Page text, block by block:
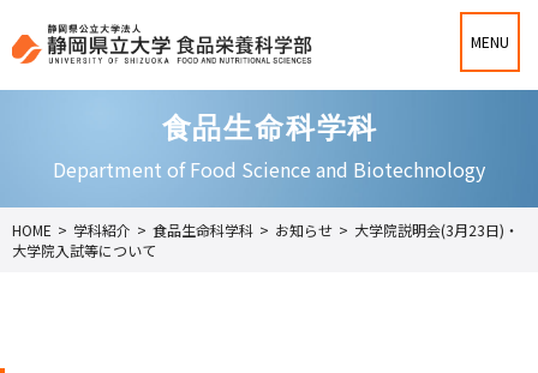
食品生命科学科
Department of Food Science and Biotechnology
HOME > 学科紹介 > 食品生命科学科 > お知らせ > 大学院説明会(3月23日)・
大学院入試等について